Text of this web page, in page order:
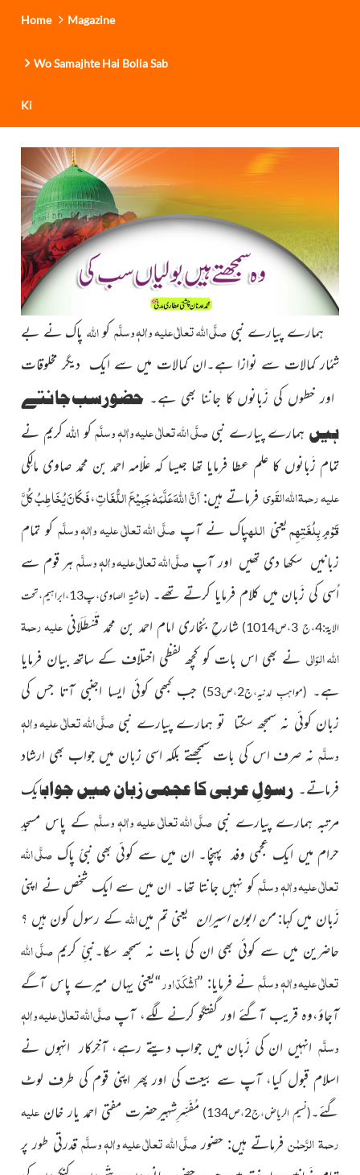
Home Magazine
Wo Samajhte Hai Bolia Sab
Ki
ہمارے پیارے نبی صلَّی اللہ تعالٰی علیہ واٰلہٖ وسلَّم کواللہ پاک نے بے
شمُار کمالات سے نوازا ہے۔ان کمالات میں سے ایک دیگر مخلوقات
اور خطوں کی زَبانوں کا جاننا بھی ہے۔ حضورسب جانتے
ہیں ہمارے پیارے نبیصلَّی اللہ تعالٰی علیہ واٰلہٖ وسلَّمکو اللہکریم نے
تمام زَبانوں کا علم عطا فرمایا تھا جیسا کہ علّامہ احمد بن محمد صاوی مالِکی
علیہ رحمۃ اللہ القَوی فرماتے ہیں:اَنَّاللّٰهَعَلَّمَهٗ جَمِيْعَ اللُّغَاتِ،فَكَانَ يُخَاطِبُ كُلَّ
قَوْمٍ بِلُغَتِهِمیعنی اللہپاک نے آپ صلَّی اللہ تعالٰی علیہ واٰلہٖ وسلَّم کو تمام
زبانیں سکھا دی تھیں اور آپصلَّی اللہ تعالٰی علیہ واٰلہٖ وسلَّمہر قوم سے
اُسی کی زَبان میں کلام فرمایا کرتے تھے۔ (حاشیۃ الصاوی،پ13،ابراہیم،تحت
الایۃ:4،ج 3،ص1014) شارحِ بُخاری امام احمد بن محمد قَسْطَلَانیعلیہ رحمۃ
اللہ الوَالی نے بھی اس بات کو کچھ لفظی اختلاف کے ساتھ بیان فرمایا
ہے۔ (مواہبِ لدنیہ،ج2،ص53)
جب کبھی کوئی ایسا اجنبی آتا جس کی
زبان کوئی نہ سمجھ سکتا تو ہمارے پیارے نبی صلَّی اللہ تعالٰی علیہ واٰلہٖ
وسلَّم نہ صرف اس کی بات سمجھتے بلکہ اسی زبان میں جواب بھی ارشاد
فرماتے۔ رسولِ عربی کا عجمی زبان میں جوابایک
مرتبہ ہمارے پیارے نبی صلَّی اللہ تعالٰی علیہ واٰلہٖ وسلَّم کے پاس مسجدِ
حرام میں ایک عجمی وفد پہنچا۔ ان میں سے کوئی بھی نبیّ پاک صلَّی اللہ
تعالٰی علیہ واٰلہٖ وسلَّمکو نہیں جانتا تھا۔ ان میں سے ایک شخص نے اپنی
زَبان میں کہا:من ابون اسیران یعنی تم میںاللہکے رسول کون ہیں ؟
حاضرین میں سے کوئی بھی ان کی بات نہ سمجھ سکا۔نبیِّ کریمصلَّی اللہ
تعالٰی علیہ واٰلہٖ وسلَّمنے فرمایا: ”اَشْکَدّ اور“یعنی یہاں میرے پاس آگے
آجاؤ،وہ قریب آگئے اور گفتگو کرنے لگے، آپصلَّی اللہ تعالٰی علیہ واٰلہٖ
وسلَّم انہیں ان کی زَبان میں جواب دیتے رہے، آخِرکار انہوں نے
اسلام قبول کیا، آپ سے بیعت کی اور پھر اپنی قوم کی طرف لوٹ
گئے۔(نسیمالریاض،ج2،ص134) مُفَسِّرِشہیرحضرت مفتی احمد یار خان علیہ
رحمۃ الرَّحمٰنفرماتے ہیں: حضورصلَّی اللہ تعالٰی علیہ واٰلہٖ وسلَّمقدرتی طور پر